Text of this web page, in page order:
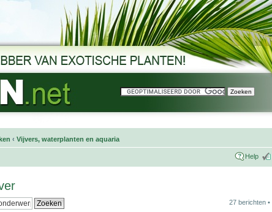
‹ Vijvers, waterplanten en aquaria
Help
27 berichten •